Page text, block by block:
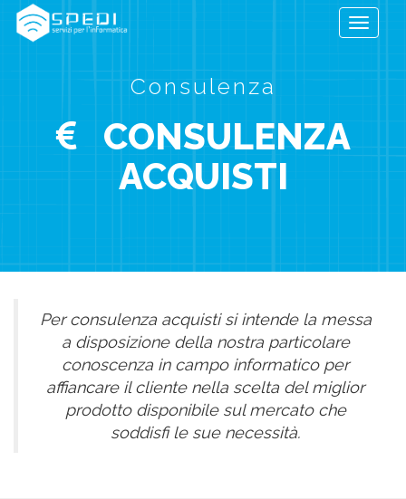
Toggle
Consulenza
CONSULENZA
ACQUISTI
Per consulenza acquisti si intende la messa
a disposizione della nostra particolare
conoscenza in campo informatico per
affiancare il cliente nella scelta del miglior
prodotto disponibile sul mercato che
soddisfi le sue necessità.